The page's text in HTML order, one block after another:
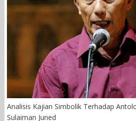
Analisis Kajian Simbolik Terhadap
Sulaiman Juned